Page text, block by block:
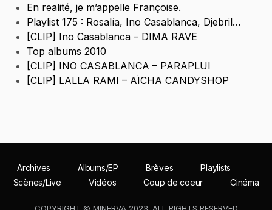
En realité, je m’appelle Françoise.
Playlist 175 : Rosalía, Ino Casablanca, Djebril…
[CLIP] Ino Casablanca – DIMA RAVE
Top albums 2010
[CLIP] INO CASABLANCA – PARAPLUI
[CLIP] LALLA RAMI – AÏCHA CANDYSHOP
Archives Albums/EP Brèves
Playlists
Scènes/Live
Vidéos Coup de coeur Cinéma